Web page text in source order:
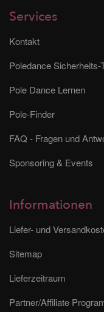
Services
Kontakt
Poledance Sicherheits-
Pole Dance Lernen
Pole-Finder
FAQ - Fragen und
Sponsoring & Events
Informationen
Liefer- und
Sitemap
Lieferzeitraum
Partner/Affiliate